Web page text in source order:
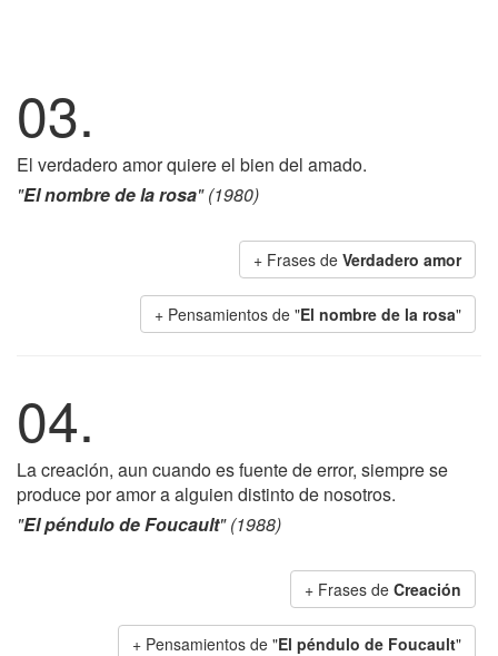
03.
El verdadero amor quiere el bien del amado.
"El nombre de la rosa" (1980)
+ Frases de Verdadero amor
+ Pensamientos de "El nombre de la rosa"
04.
La creación, aun cuando es fuente de error, siempre se
produce por amor a alguien distinto de nosotros.
"El péndulo de Foucault" (1988)
+ Frases de Creación
+ Pensamientos de "El péndulo de Foucault"